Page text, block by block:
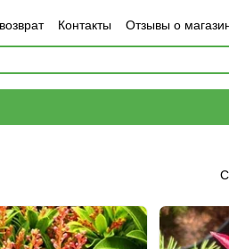
Контакты Отзывы о